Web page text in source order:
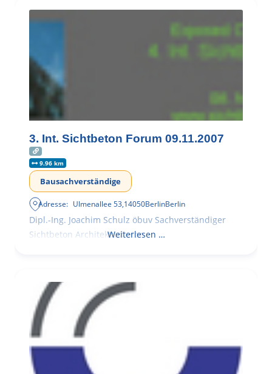
3. Int. Sichtbeton Forum 09.11.2007
9.96 km
Bausachverständige
Adresse: Ulmenallee 53,14050BerlinBerlin
Dipl.-Ing. Joachim Schulz öbuv Sachverständiger
Sichtbeton Architekturbeton
Weiterlesen …